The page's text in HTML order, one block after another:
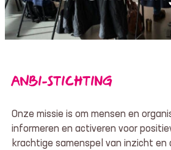
ANBI-STICHTING
Onze missie is om mensen en
informeren en activeren voor
krachtige samenspel van inzicht en